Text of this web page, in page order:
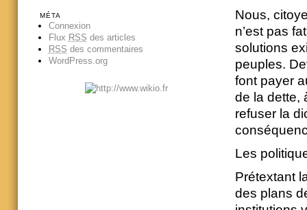
Nous,
n’est pas
solutions
peuples.
font payer
de la dette,
refuser la
Les
Prétextant
des plans
MÉTA
Connexion
Flux RSS des articles
RSS des commentaires
WordPress.org